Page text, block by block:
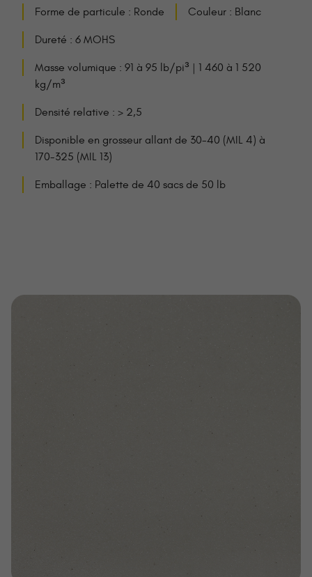
Forme de particule : Ronde Couleur : Blanc
Dureté : 6 MOHS
Masse volumique : 91 à 95 lb/pi³ | 1 460 à 1 520
kg/m³
Densité relative : > 2,5
Disponible en grosseur allant de 30-40 (MIL 4) à
170-325 (MIL 13)
Emballage : Palette de 40 sacs de 50 lb